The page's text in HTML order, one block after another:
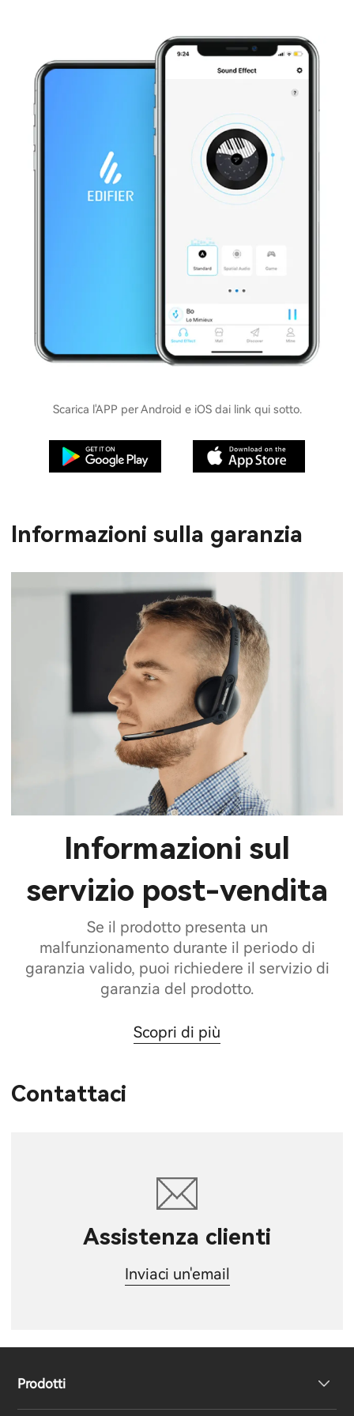
Scarica l'APP per Android e iOS dai link qui sotto.
Informazioni sulla garanzia
Informazioni sul
servizio post-vendita
Se il prodotto presenta un
malfunzionamento durante il periodo di
garanzia valido, puoi richiedere il servizio di
garanzia del prodotto.
Scopri di più
Contattaci
Assistenza clienti
Inviaci un'email
Prodotti